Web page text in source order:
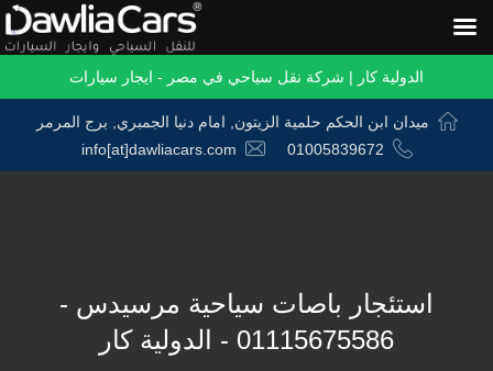
الدولية كار | شركة نقل سياحي في مصر - ايجار سيارات
ميدان ابن الحكم حلمية الزيتون, امام دنيا الجمبري, برج المرمر
01005839672
info[at]dawliacars.com
استئجار باصات سياحية مرسيدس -
01115675586 - الدولية كار